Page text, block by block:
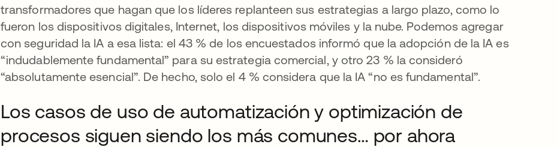
transformadores que hagan que los líderes replanteen sus estrategias a largo plazo, como lo
fueron los dispositivos digitales, Internet, los dispositivos móviles y la nube. Podemos agregar
con seguridad la IA a esa lista: el 43 % de los encuestados informó que la adopción de la IA es
“indudablemente fundamental” para su estrategia comercial, y otro 23 % la consideró
“absolutamente esencial”. De hecho, solo el 4 % considera que la IA “no es fundamental”.
Los casos de uso de automatización y optimización de
procesos siguen siendo los más comunes… por ahora